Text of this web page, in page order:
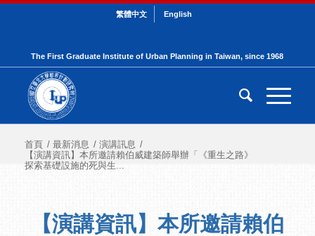
繁體中文 English
The First Graduate Institute of Urban Planning in Taiwan, since 1968
首頁 / 最新消息 / 演講訊息 /
【演講資訊】本所邀請賴伯威建築師舉辦「《重生之路》
探索基礎設施的死與生...
【演講資訊】本所邀請賴伯